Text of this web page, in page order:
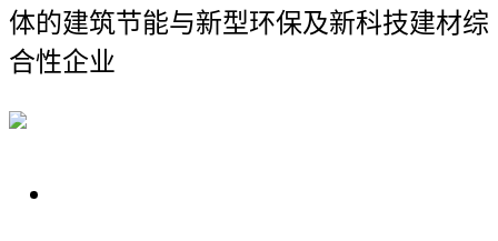
体的建筑节能与新型环保及新科技建材综
合性企业